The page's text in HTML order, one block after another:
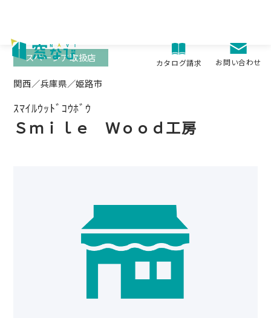
content
カタログ請求 お問い合わせ
関西／兵庫県／姫路市
ｽﾏｲﾙｳｯﾄﾞｺｳﾎﾞｳ
Ｓｍｉｌｅ Ｗｏｏｄ工房
スペーシア取扱店